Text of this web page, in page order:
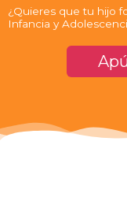
¿Quieres que tu hijo
Infancia y